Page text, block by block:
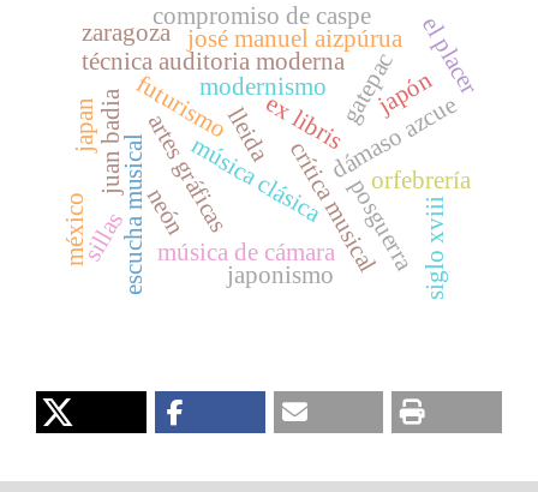
modernismo
artes gráficas ex libris
escucha musical
técnica auditoria moderna
música clásicacrítica musical
música de cámara
sillas
josé manuel aizpúrua
dámaso azcue
gatepac
posguerra
neón
lleida
orfebrería
siglo xviii
juan badia japón
méxico
japan
japonismo
el placer
futurismo
compromiso de caspe
zaragoza